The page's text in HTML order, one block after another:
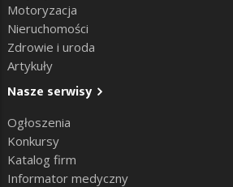
Motoryzacja
Nieruchomości
Zdrowie i uroda
Artykuły
Nasze serwisy
Ogłoszenia
Konkursy
Katalog firm
Informator medyczny